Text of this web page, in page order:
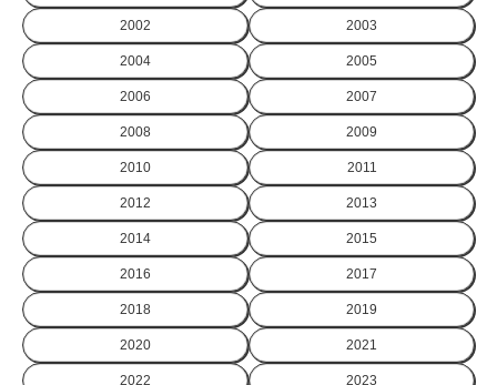
2002 2003
2004 2005
2006 2007
2008 2009
2010 2011
2012 2013
2014 2015
2016 2017
2018 2019
2020 2021
2022 2023